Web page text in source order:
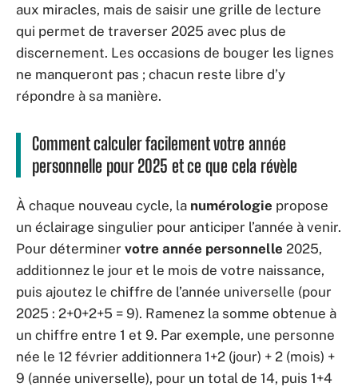
aux miracles, mais de saisir une grille de lecture
qui permet de traverser 2025 avec plus de
discernement. Les occasions de bouger les lignes
ne manqueront pas ; chacun reste libre d’y
répondre à sa manière.
Comment calculer facilement votre année
personnelle pour 2025 et ce que cela révèle
À chaque nouveau cycle, la numérologie propose
un éclairage singulier pour anticiper l’année à venir.
Pour déterminer votre année personnelle 2025,
additionnez le jour et le mois de votre naissance,
puis ajoutez le chiffre de l’année universelle (pour
2025 : 2+0+2+5 = 9). Ramenez la somme obtenue à
un chiffre entre 1 et 9. Par exemple, une personne
née le 12 février additionnera 1+2 (jour) + 2 (mois) +
9 (année universelle), pour un total de 14, puis 1+4